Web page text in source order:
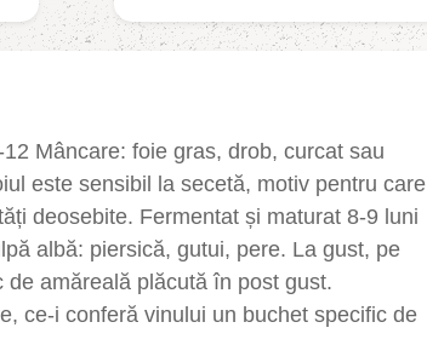
Mâncare: foie gras, drob, curcat sau
este sensibil la secetă, motiv pentru care
deosebite. Fermentat și maturat 8-9 luni
albă: piersică, gutui, pere. La gust, pe
amăreală plăcută în post gust.
ce-i conferă vinului un buchet specific de